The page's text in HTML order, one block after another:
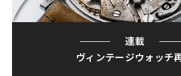
連載
ヴィンテージウォッチ